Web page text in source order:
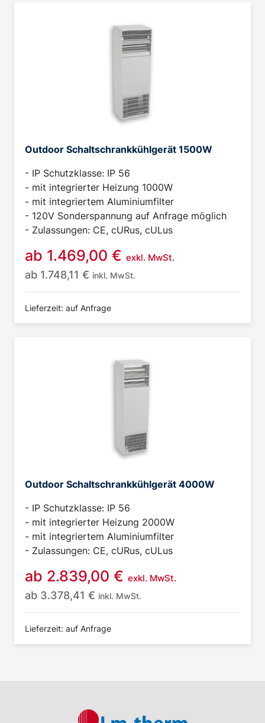
Outdoor Schaltschrankkühlgerät 1500W
- IP Schutzklasse: IP 56
- mit integrierter Heizung 1000W
- mit integriertem Aluminiumfilter
- 120V Sonderspannung auf Anfrage möglich
- Zulassungen: CE, cURus, cULus
ab 1.469,00 € exkl. MwSt.
ab 1.748,11 € inkl. MwSt.
Lieferzeit: auf Anfrage
Outdoor Schaltschrankkühlgerät 4000W
- IP Schutzklasse: IP 56
- mit integrierter Heizung 2000W
- mit integriertem Aluminiumfilter
- Zulassungen: CE, cURus, cULus
ab 2.839,00 € exkl. MwSt.
ab 3.378,41 € inkl. MwSt.
Lieferzeit: auf Anfrage